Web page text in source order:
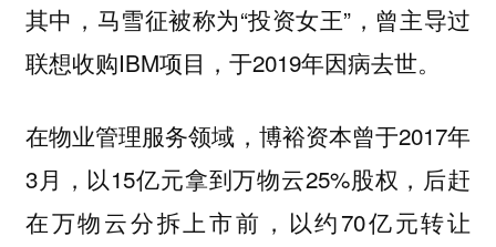
其中，马雪征被称为“投资女王”，曾主导过
联想收购IBM项目，于2019年因病去世。
在物业管理服务领域，博裕资本曾于2017年
3月，以15亿元拿到万物云25%股权，后赶
在万物云分拆上市前，以约70亿元转让